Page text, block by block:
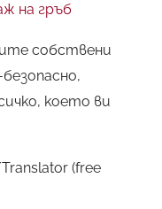
на гръб
собствени
което ви
(free